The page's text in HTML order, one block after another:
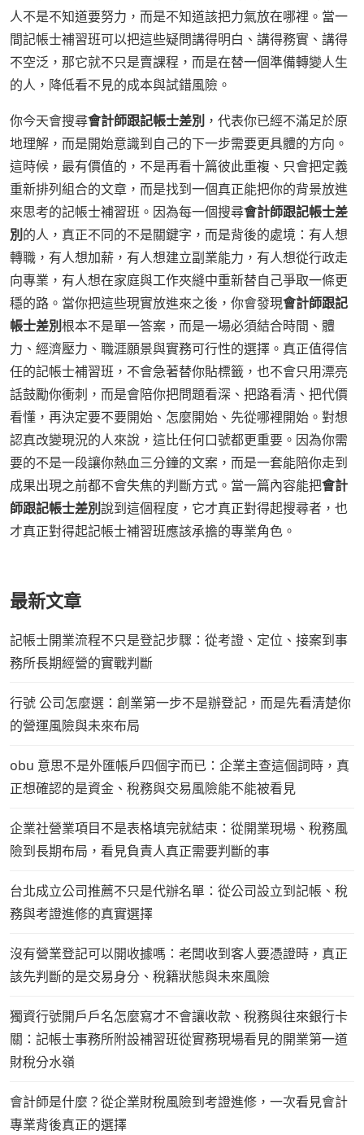
人不是不知道要努力，而是不知道該把力氣放在哪裡。當一
間記帳士補習班可以把這些疑問講得明白、講得務實、講得
不空泛，那它就不只是賣課程，而是在替一個準備轉變人生
的人，降低看不見的成本與試錯風險。
你今天會搜尋會計師跟記帳士差別 ，代表你已經不滿足於原
地理解，而是開始意識到自己的下一步需要更具體的方向。
這時候，最有價值的，不是再看十篇彼此重複、只會把定義
重新排列組合的文章，而是找到一個真正能把你的背景放進
來思考的記帳士補習班。因為每一個搜尋會計師跟記帳士差
別 的人，真正不同的不是關鍵字，而是背後的處境：有人想
轉職，有人想加薪，有人想建立副業能力，有人想從行政走
向專業，有人想在家庭與工作夾縫中重新替自己爭取一條更
穩的路。當你把這些現實放進來之後，你會發現會計師跟記
帳士差別根本不是單一答案，而是一場必須結合時間、體
力、經濟壓力、職涯願景與實務可行性的選擇。真正值得信
任的記帳士補習班，不會急著替你貼標籤，也不會只用漂亮
話鼓勵你衝刺，而是會陪你把問題看深、把路看清、把代價
看懂，再決定要不要開始、怎麼開始、先從哪裡開始。對想
認真改變現況的人來說，這比任何口號都更重要。因為你需
要的不是一段讓你熱血三分鐘的文案，而是一套能陪你走到
成果出現之前都不會失焦的判斷方式。當一篇內容能把會計
師跟記帳士差別說到這個程度，它才真正對得起搜尋者，也
才真正對得起記帳士補習班應該承擔的專業角色。
最新文章
記帳士開業流程不只是登記步驟：從考證、定位、接案到事
務所長期經營的實戰判斷
行號 公司怎麼選：創業第一步不是辦登記，而是先看清楚你
的營運風險與未來布局
obu 意思不是外匯帳戶四個字而已：企業主查這個詞時，真
正想確認的是資金、稅務與交易風險能不能被看見
企業社營業項目不是表格填完就結束：從開業現場、稅務風
險到長期布局，看見負責人真正需要判斷的事
台北成立公司推薦不只是代辦名單：從公司設立到記帳、稅
務與考證進修的真實選擇
沒有營業登記可以開收據嗎：老闆收到客人要憑證時，真正
該先判斷的是交易身分、稅籍狀態與未來風險
獨資行號開戶戶名怎麼寫才不會讓收款、稅務與往來銀行卡
關：記帳士事務所附設補習班從實務現場看見的開業第一道
財稅分水嶺
會計師是什麼？從企業財稅風險到考證進修，一次看見會計
專業背後真正的選擇